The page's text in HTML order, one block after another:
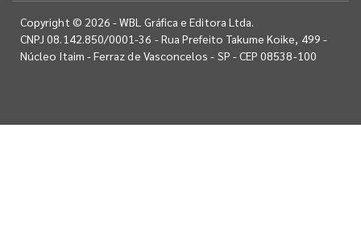
Copyright © 2026 - WBL Gráfica e Editora Ltda.
CNPJ 08.142.850/0001-36 - Rua Prefeito Takume Koike, 499 -
Núcleo Itaim - Ferraz de Vasconcelos - SP - CEP 08538-100